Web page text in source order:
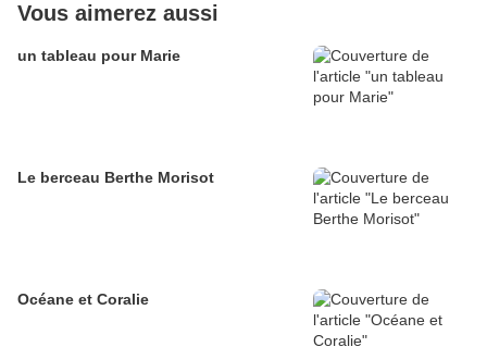
Vous aimerez aussi
un tableau pour Marie
Le berceau Berthe Morisot
Océane et Coralie